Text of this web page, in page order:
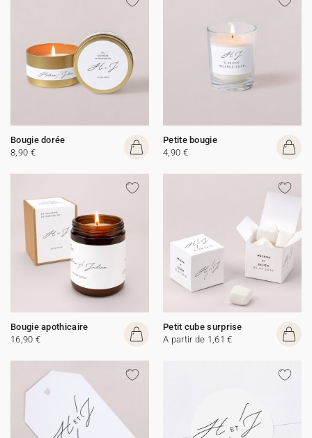
Bougie dorée
8,90 €
Petite bougie
4,90 €
Bougie apothicaire
16,90 €
Petit cube surprise
A partir de 1,61 €